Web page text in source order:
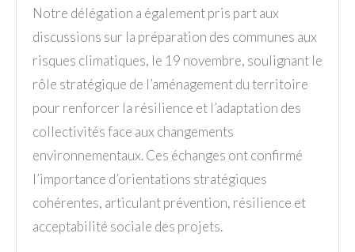
Notre délégation a également pris part aux
discussions sur la préparation des communes aux
risques climatiques, le 19 novembre, soulignant le
rôle stratégique de l’aménagement du territoire
pour renforcer la résilience et l’adaptation des
collectivités face aux changements
environnementaux. Ces échanges ont confirmé
l’importance d’orientations stratégiques
cohérentes, articulant prévention, résilience et
acceptabilité sociale des projets.